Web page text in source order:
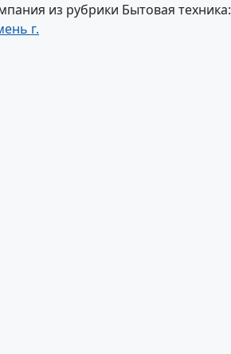
из рубрики Бытовая техника:
г.